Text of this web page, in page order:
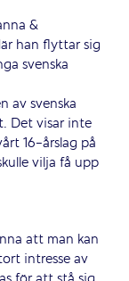
&
han flyttar sig
svenska
av svenska
Det visar inte
16-årslag på
vilja få upp
att man kan
intresse av